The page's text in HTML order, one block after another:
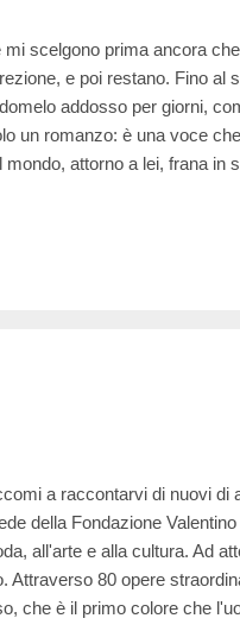
mi scelgono prima ancora
e poi restano. Fino al
addosso per giorni,
un romanzo: è una voce
mondo, attorno a lei, frana in
e un’intelligenza
a raccontarvi di nuovi
della Fondazione
all'arte e alla cultura. Ad
Attraverso 80 opere
che è il primo colore che